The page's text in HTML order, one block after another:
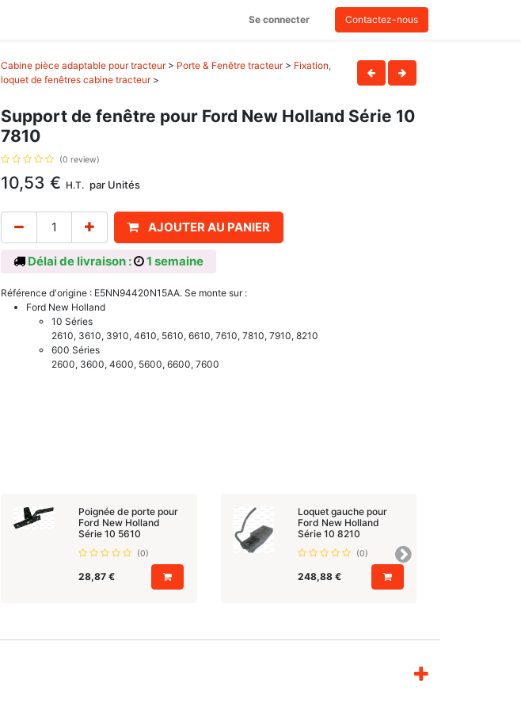
Se connecter Contactez-nous
Cabine pièce adaptable pour tracteur> Porte & Fenêtre tracteur> Fixation,
loquet de fenêtres cabine tracteur>
Support de fenêtre pour Ford New Holland Série 10
7810
(0 review)
10,53 € H.T. par Unités
AJOUTER AU PANIER
Délai de livraison : 1 semaine
Référence d'origine : E5NN94420N15AA. Se monte sur :
Ford New Holland
10 Séries
2610, 3610, 3910, 4610, 5610, 6610, 7610, 7810, 7910, 8210
600 Séries
2600, 3600, 4600, 5600, 6600, 7600
Poignée de porte pour
Ford New Holland
Série 10 5610
(0)
28,87€
Loquet gauche pour
Ford New Holland
Série 10 8210
(0)
248,88 €
Suivant